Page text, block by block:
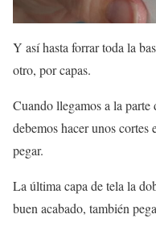
Y así hasta forrar toda la
otro, por capas.
Cuando llegamos a la
debemos hacer unos
pegar.
La última capa de tela la
buen acabado, también